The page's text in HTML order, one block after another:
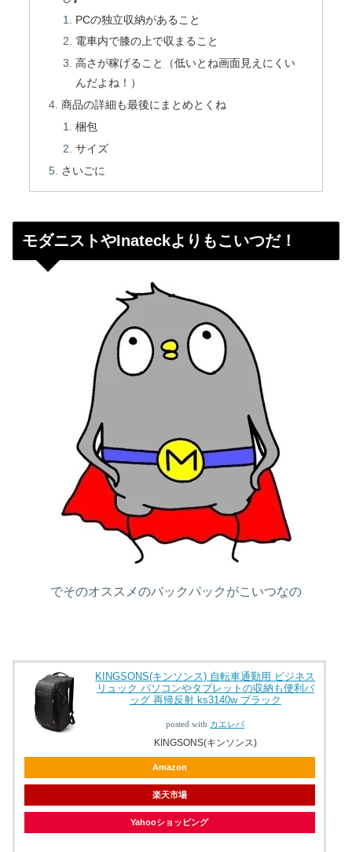
PCの独立収納があること
電車内で膝の上で収まること
高さが稼げること（低いとね画面見えにくい
んだよね！）
商品の詳細も最後にまとめとくね
梱包
サイズ
さいごに
モダニストやInateckよりもこいつだ！
でそのオススメのバックパックがこいつなの
KINGSONS(キンソンス) 自転車通勤用 ビジネス
リュック パソコンやタブレットの収納も便利バ
ッグ 再帰反射 ks3140w ブラック
posted with カエレバ
KINGSONS(キンソンス)
Amazon
楽天市場
Yahooショッピング